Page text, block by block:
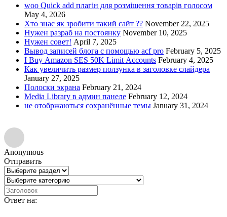
woo Quick add плагін для розміщення товарів голосом
May 4, 2026
Хто знає як зробити такий сайт ?? November 22, 2025
Нужен разраб на постоянку November 10, 2025
Нужен совет! April 7, 2025
Вывод записей блога с помощью acf pro February 5, 2025
I Buy Amazon SES 50K Limit Accounts February 4, 2025
Как увеличить размер ползунка в заголовке слайдера
January 27, 2025
Полоски экрана February 21, 2024
Media Library в админ панеле February 12, 2024
не отобржаються сохранённые темы January 31, 2024
Anonymous
Отправить
Ответ на: